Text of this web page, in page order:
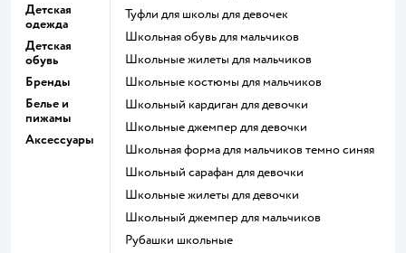
Детская
одежда
Детская
обувь
Бренды
Белье и
пижамы
Аксессуары
Туфли для школы для девочек
Школьная обувь для мальчиков
Школьные жилеты для мальчиков
Школьные костюмы для мальчиков
Школьный кардиган для девочки
Школьные джемпер для девочки
Школьная форма для мальчиков темно синяя
Школьный сарафан для девочки
Школьные жилеты для девочки
Школьный джемпер для мальчиков
Рубашки школьные